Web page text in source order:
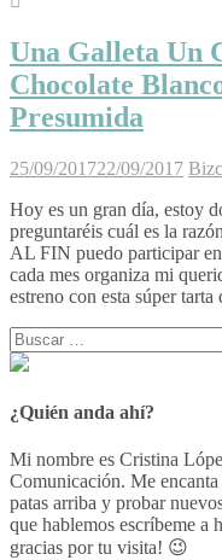
Una Galleta Un
Chocolate
Presumida
25/09/201722/09/2017
Hoy es un gran día, estoy
preguntaréis cuál es la
AL FIN puedo participar
cada mes organiza mi
estreno con esta súper
Buscar:
¿Quién anda ahí?
Mi nombre es Cristina
Comunicación. Me
patas arriba y probar
que hablemos escríbeme a
gracias por tu visita! 😉